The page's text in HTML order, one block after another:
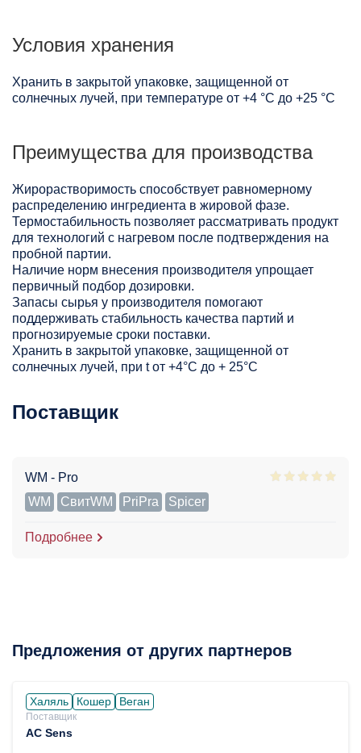
Условия хранения
Хранить в закрытой упаковке, защищенной от
солнечных лучей, при температуре от +4 °C до +25 °C
Преимущества для производства
Жирорастворимость способствует равномерному
распределению ингредиента в жировой фазе.
Термостабильность позволяет рассматривать продукт
для технологий с нагревом после подтверждения на
пробной партии.
Наличие норм внесения производителя упрощает
первичный подбор дозировки.
Запасы сырья у производителя помогают
поддерживать стабильность качества партий и
прогнозируемые сроки поставки.
Хранить в закрытой упаковке, защищенной от
солнечных лучей, при t от +4°C до + 25°С
Поставщик
WM - Pro
WM
СвитWM PriPra Spicer
Подробнее
Предложения от других партнеров
Халяль Кошер Веган
Поставщик
AC Sens